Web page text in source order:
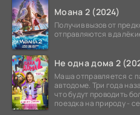
Моана 2 (2024)
Получив вызов от
отправляются в
Не одна дома 2
Маша отправляется с
автодоме. Три года
что будут проводить
поездка на природу -